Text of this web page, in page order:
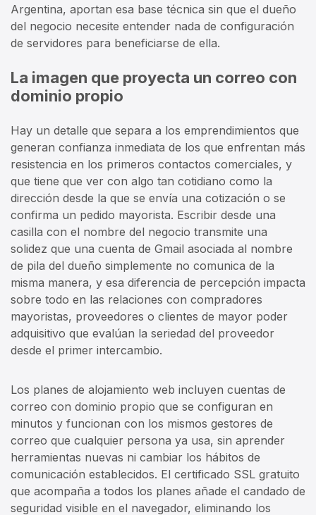
Argentina, aportan esa base técnica sin que el dueño
del negocio necesite entender nada de configuración
de servidores para beneficiarse de ella.
La imagen que proyecta un correo con
dominio propio
Hay un detalle que separa a los emprendimientos que
generan confianza inmediata de los que enfrentan más
resistencia en los primeros contactos comerciales, y
que tiene que ver con algo tan cotidiano como la
dirección desde la que se envía una cotización o se
confirma un pedido mayorista. Escribir desde una
casilla con el nombre del negocio transmite una
solidez que una cuenta de Gmail asociada al nombre
de pila del dueño simplemente no comunica de la
misma manera, y esa diferencia de percepción impacta
sobre todo en las relaciones con compradores
mayoristas, proveedores o clientes de mayor poder
adquisitivo que evalúan la seriedad del proveedor
desde el primer intercambio.
Los planes de alojamiento web incluyen cuentas de
correo con dominio propio que se configuran en
minutos y funcionan con los mismos gestores de
correo que cualquier persona ya usa, sin aprender
herramientas nuevas ni cambiar los hábitos de
comunicación establecidos. El certificado SSL gratuito
que acompaña a todos los planes añade el candado de
seguridad visible en el navegador, eliminando los